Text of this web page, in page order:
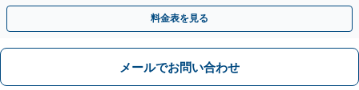
ましょう〜【北新地駅1分】
料金表を見る
メールでお問い合わせ